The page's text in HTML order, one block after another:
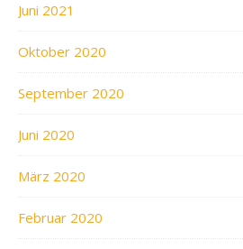
Juni 2021
Oktober 2020
September 2020
Juni 2020
März 2020
Februar 2020